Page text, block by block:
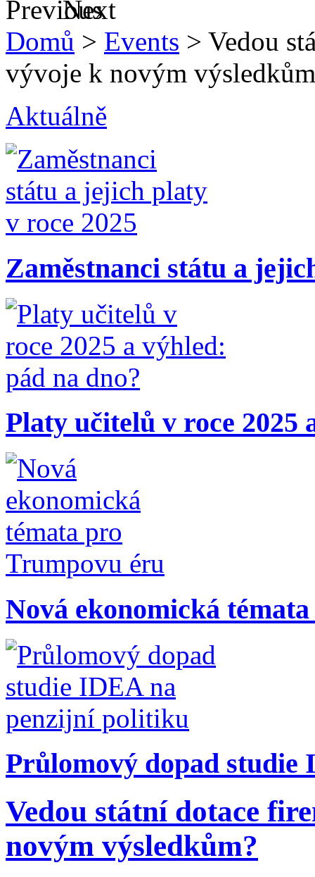
Domů > Events > Vedou
vývoje k novým
Aktuálně
Zaměstnanci státu a
Platy učitelů v roce 2025
Nová ekonomická
Průlomový dopad
Vedou státní dotace
novým výsledkům?